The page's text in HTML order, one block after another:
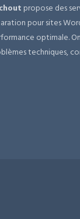
propose des
pour sites
optimale.
techniques,